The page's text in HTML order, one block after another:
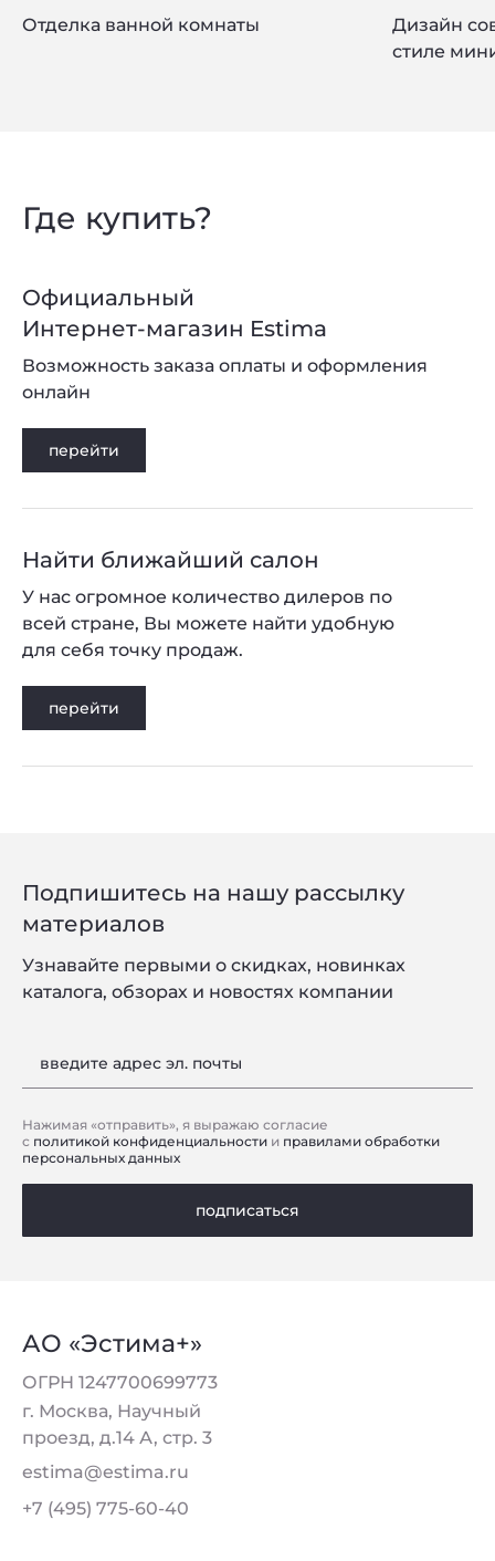
Отделка ванной комнаты
Дизайн
стиле
Где купить?
Официальный
Интернет-магазин Estima
перейти
Возможность заказа оплаты и оформления
онлайн
Найти ближайший салон
перейти
У нас огромное количество дилеров по
всей стране, Вы можете найти удобную
для себя точку продаж.
Подпишитесь на нашу рассылку
материалов
Узнавайте первыми о скидках, новинках
каталога, обзорах и новостях компании
введите адрес эл. почты
Нажимая «отправить», я выражаю согласие
с политикой конфиденциальности и правилами обработки
персональных данных
подписаться
АО «Эстима+»
ОГРН 1247700699773
г. Москва, Научный
проезд, д.14 А, стр. 3
estima@estima.ru
+7 (495) 775-60-40